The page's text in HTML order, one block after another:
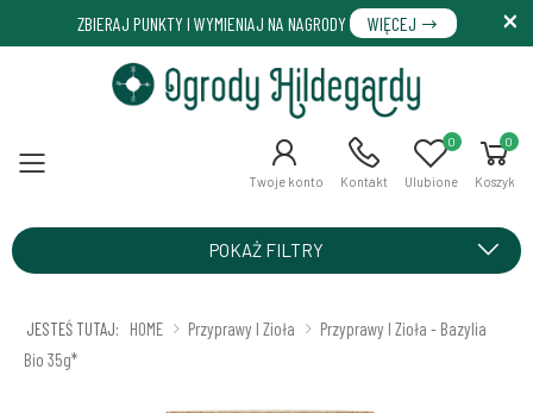
ZBIERAJ PUNKTY I WYMIENIAJ NA NAGRODY WIĘCEJ
Menu Twoje konto Kontakt Ulubione
0 0
Koszyk
POKAŻ FILTRY
JESTEŚ TUTAJ: HOME Przyprawy I Zioła
Przyprawy I Zioła - Bazylia
Bio 35g*